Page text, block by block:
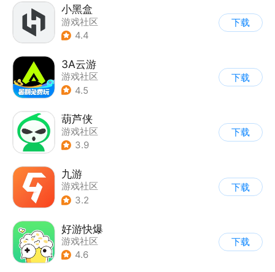
小黑盒
游戏社区
4.4
下载
3A云游
游戏社区
4.5
下载
葫芦侠
游戏社区
3.9
下载
九游
游戏社区
3.2
下载
好游快爆
游戏社区
4.6
下载